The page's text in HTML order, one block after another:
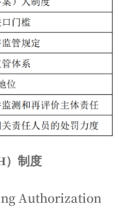
）制度
Authorization